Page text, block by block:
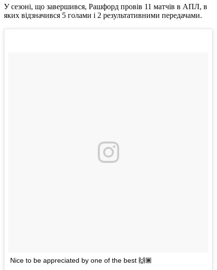
У сезоні, що завершився, Рашфорд провів 11 матчів в АПЛ, в
яких відзначився 5 голами і 2 результативними передачами.
Nice to be appreciated by one of the best 🙌🏾